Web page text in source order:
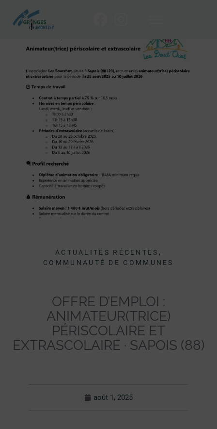
ACTUALITÉS RÉCENTES ,
COMMUNAUTÉ DE COMMUNES
OFFRE D’EMPLOI :
ANIMATEUR(TRICE)
PÉRISCOLAIRE ET
EXTRASCOLAIRE · SAPOIS (88)
août 1, 2025